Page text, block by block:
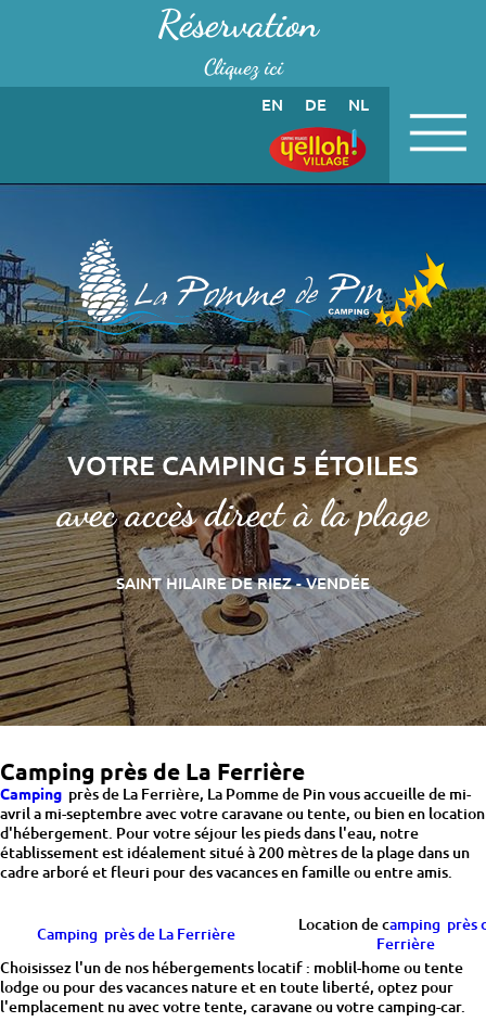
Panneau de gestion des cookiesRéservation
Cliquez ici
EN DE NL
VOTRE CAMPING 5 ÉTOILES
avec accès direct à la plage
SAINT HILAIRE DE RIEZ - VENDÉE
Camping près de La Ferrière
Camping près de La Ferrière, La Pomme de Pin vous accueille de mi-
avril a mi-septembre avec votre caravane ou tente, ou bien en location
d'hébergement. Pour votre séjour les pieds dans l'eau, notre
établissement est idéalement situé à 200 mètres de la plage dans un
cadre arboré et fleuri pour des vacances en famille ou entre amis.
Camping près de La Ferrière Location de camping près
Ferrière
Choisissez l'un de nos hébergements locatif : moblil-home ou tente
lodge ou pour des vacances nature et en toute liberté, optez pour
l'emplacement nu avec votre tente, caravane ou votre camping-car.